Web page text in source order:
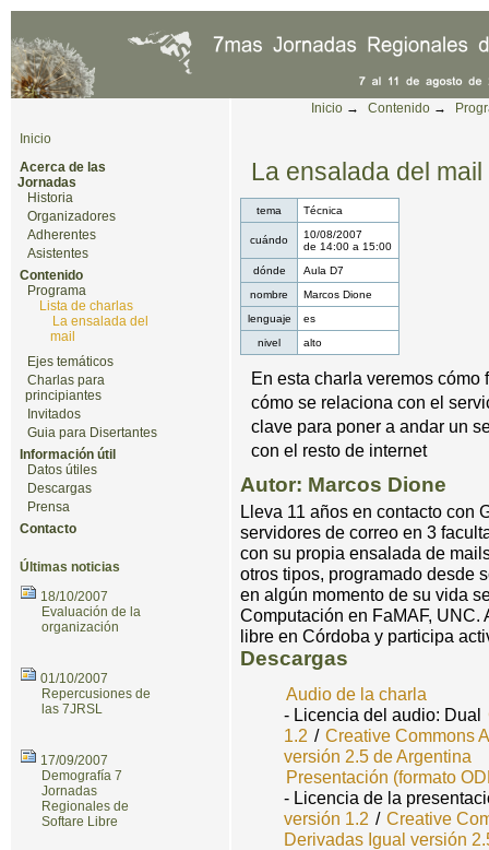
Cambiar a contenido.|Saltar a navegación
Herramientas Personales
Inicio → Contenido →
La ensalada del mail
tema Técnica
cuándo
10/08/2007
de 14:00a 15:00
dónde
Aula D7
nombre
Marcos Dione
lenguaje
es
nivel
alto
En esta charla veremos
cómo se relaciona con el
clave para poner a andar un
con el resto de internet
Autor: Marcos Dione
Lleva 11 años en contacto con
servidores de correo en 3
con su propia ensalada de
otros tipos, programado desde
en algún momento de su vida
Computación en FaMAF, UNC.
libre en Córdoba y participa
Descargas
Audio de la charla
- Licencia del audio: Dual
1.2 / Creative Commons
versión 2.5 de Argentina
Presentación (formato
- Licencia de la
versión 1.2 / Creative
Derivadas Igual versión
Inicio
Acerca de las
Jornadas
Historia
Organizadores
Adherentes
Asistentes
Contenido
Programa
Lista de charlas
La ensalada del
mail
Ejes temáticos
Charlas para
principiantes
Invitados
Guia para Disertantes
Información útil
Datos útiles
Descargas
Prensa
Contacto
Últimas noticias
18/10/2007
Evaluación de la
organización
01/10/2007
Repercusiones de
las 7JRSL
17/09/2007
Demografía 7
Jornadas
Regionales de
Softare Libre